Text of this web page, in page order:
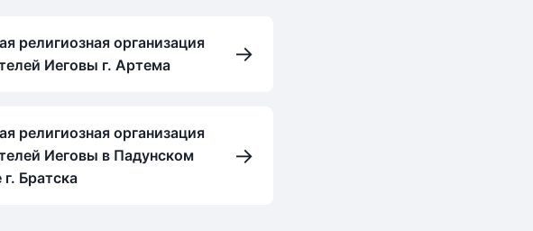
религиозная организация
Иеговы г. Артема
→
религиозная организация
Иеговы в Падунском
г. Братска
→